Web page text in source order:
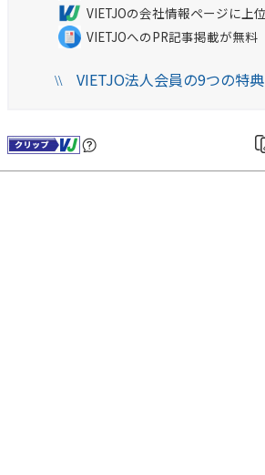
VIETJOの会社情報ページに上
VIETJOへのPR記事掲載が無料
\\VIETJO法人会員の9つの特